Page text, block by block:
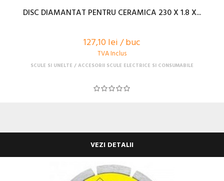
DISC DIAMANTAT PENTRU CERAMICA 230 X 1.8 X...
127,10 lei / buc
TVA Inclus
SCULE SI UNELTE ACCESORII SCULE ELECTRICE SI CONSUMABILE
VEZI DETALII